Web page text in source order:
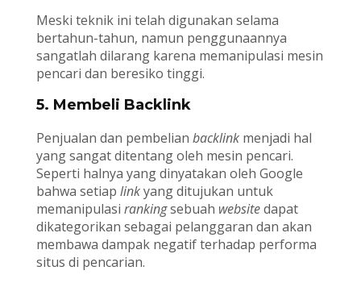
Meski teknik ini telah digunakan selama
bertahun-tahun, namun penggunaannya
sangatlah dilarang karena memanipulasi mesin
pencari dan beresiko tinggi.
5. Membeli Backlink
Penjualan dan pembelian backlinkmenjadi hal
yang sangat ditentang oleh mesin pencari.
Seperti halnya yang dinyatakan oleh Google
bahwa setiap linkyang ditujukan untuk
memanipulasi rankingsebuah websitedapat
dikategorikan sebagai pelanggaran dan akan
membawa dampak negatif terhadap performa
situs di pencarian.